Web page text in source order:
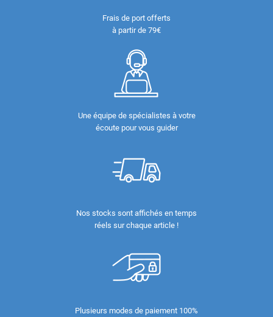
Frais de port offerts
à partir de 79€
Une équipe de spécialistes à votre
écoute pour vous guider
Nos stocks sont affichés en temps
réels sur chaque article !
Plusieurs modes de paiement 100%